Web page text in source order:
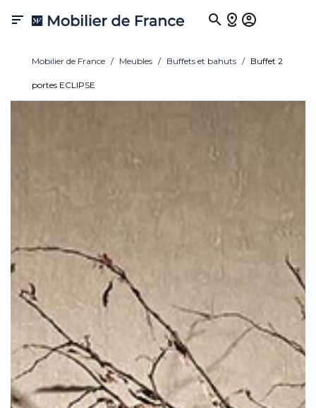

Mobilier de France Meubles Buffets et bahuts Buffet 2
portes ECLIPSE